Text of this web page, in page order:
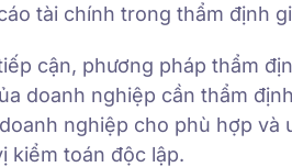
tài chính trong thẩm định
cận, phương pháp thẩm
doanh nghiệp cần thẩm
nghiệp cho phù hợp
kiểm toán độc lập.